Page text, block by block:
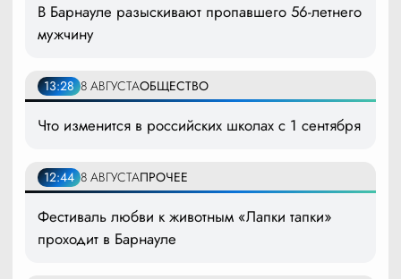
В Барнауле разыскивают пропавшего 56-летнего
мужчину
13:28 8 АВГУСТАОБЩЕСТВО
Что изменится в российских школах с 1 сентября
12:44 8 АВГУСТАПРОЧЕЕ
Фестиваль любви к животным «Лапки тапки»
проходит в Барнауле